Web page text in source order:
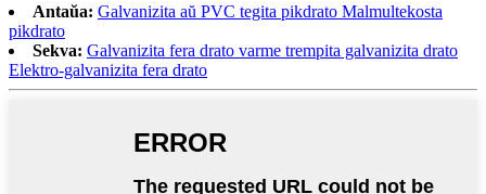
Antaŭa: Galvanizita aŭ PVC tegita pikdrato Malmultekosta
pikdrato
Sekva: Galvanizita fera drato varme trempita galvanizita drato
Elektro-galvanizita fera drato